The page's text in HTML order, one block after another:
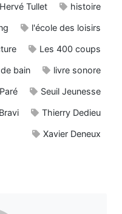
Hervé Tullet histoire
l'école des loisirs
Les 400 coups
bain livre sonore
Seuil Jeunesse
Thierry Dedieu
Xavier Deneux